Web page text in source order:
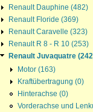
Renault Dauphine (482)
Renault Floride (369)
Renault Caravelle (323)
Renault R 8 - R 10 (253)
Renault Juvaquatre
Motor (163)
Kraftübertragung (0)
Hinterachse (0)
Vorderachse und